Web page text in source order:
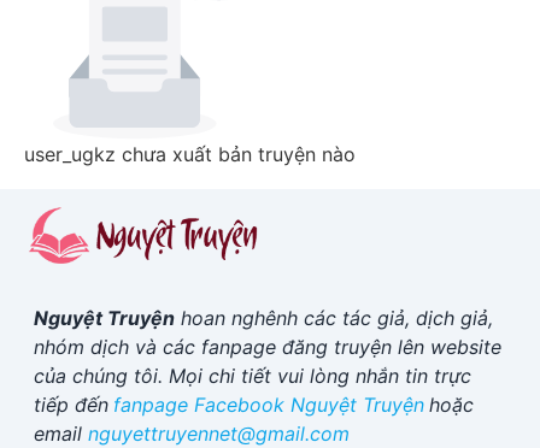
user_ugkz chưa xuất bản truyện nào
Nguyệt Truyện hoan nghênh các tác giả, dịch giả,
nhóm dịch và các fanpage đăng truyện lên website
của chúng tôi. Mọi chi tiết vui lòng nhắn tin trực
tiếp đến fanpage Facebook Nguyệt Truyện hoặc
email nguyettruyennet@gmail.com